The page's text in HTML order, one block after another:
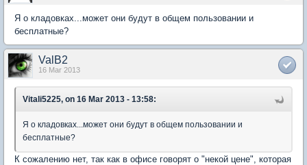
Я о кладовках...может они будут в общем пользовании и
бесплатные?
ValB2
16 Mar 2013
Vitali5225, on 16 Mar 2013 - 13:58:
Я о кладовках...может они будут в общем пользовании и
бесплатные?
К сожалению нет, так как в офисе говорят о "некой цене", которая